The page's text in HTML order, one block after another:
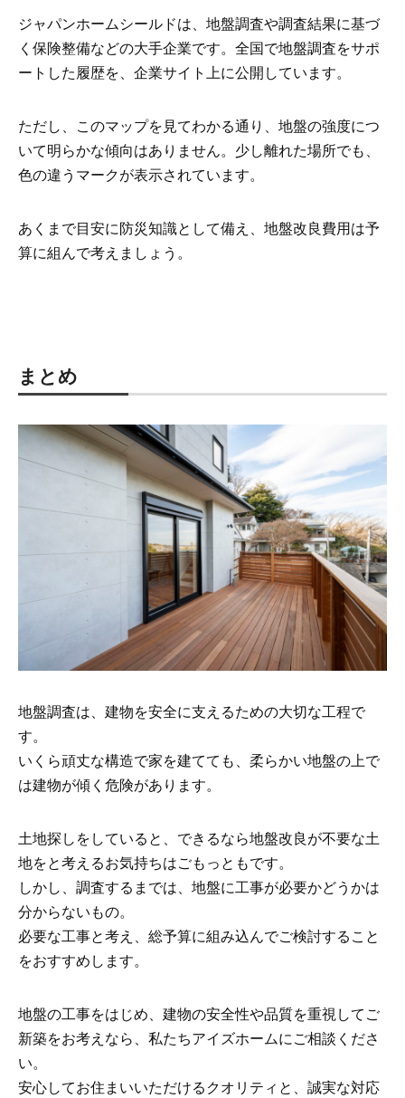
ジャパンホームシールドは、地盤調査や調査結果に基づ
く保険整備などの大手企業です。全国で地盤調査をサポ
ートした履歴を、企業サイト上に公開しています。
ただし、このマップを見てわかる通り、地盤の強度につ
いて明らかな傾向はありません。少し離れた場所でも、
色の違うマークが表示されています。
あくまで目安に防災知識として備え、地盤改良費用は予
算に組んで考えましょう。
まとめ
地盤調査は、建物を安全に支えるための大切な工程で
す。
いくら頑丈な構造で家を建てても、柔らかい地盤の上で
は建物が傾く危険があります。
土地探しをしていると、できるなら地盤改良が不要な土
地をと考えるお気持ちはごもっともです。
しかし、調査するまでは、地盤に工事が必要かどうかは
分からないもの。
必要な工事と考え、総予算に組み込んでご検討すること
をおすすめします。
地盤の工事をはじめ、建物の安全性や品質を重視してご
新築をお考えなら、私たちアイズホームにご相談くださ
い。
安心してお住まいいただけるクオリティと、誠実な対応